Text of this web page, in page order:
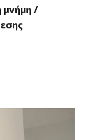
μνήμη /